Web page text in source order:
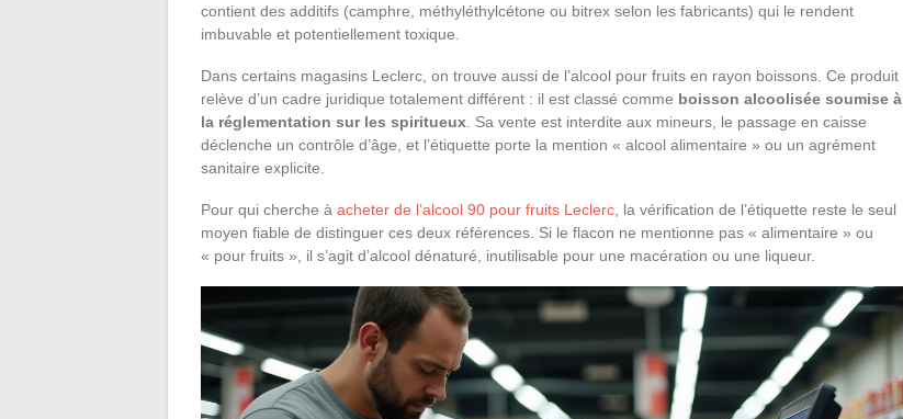
contient des additifs (camphre, méthyléthylcétone ou bitrex selon les fabricants) qui le rendent
imbuvable et potentiellement toxique.
Dans certains magasins Leclerc, on trouve aussi de l’alcool pour fruits en rayon boissons. Ce produit
relève d’un cadre juridique totalement différent : il est classé comme boisson alcoolisée soumise à
la réglementation sur les spiritueux . Sa vente est interdite aux mineurs, le passage en caisse
déclenche un contrôle d’âge, et l’étiquette porte la mention « alcool alimentaire » ou un agrément
sanitaire explicite.
Pour qui cherche à acheter de l’alcool 90 pour fruits Leclerc , la vérification de l’étiquette reste le seul
moyen fiable de distinguer ces deux références. Si le flacon ne mentionne pas « alimentaire » ou
« pour fruits », il s’agit d’alcool dénaturé, inutilisable pour une macération ou une liqueur.